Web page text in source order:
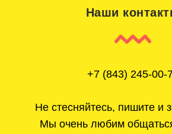
Наши
+7 (843) 245-00-
Не стесняйтесь, пишите и
Мы очень любим